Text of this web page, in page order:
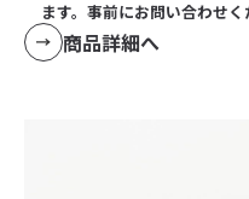
ます。事前にお問い合わせく
商品詳細へ